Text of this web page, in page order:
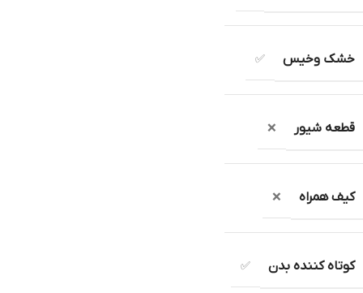
خشک وخیس ✅
قطعه شیور ❌
کیف همراه ❌
کوتاه کننده بدن ✅